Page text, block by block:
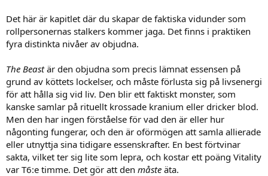
Det här är kapitlet där du skapar de faktiska vidunder som
rollpersonernas stalkers kommer jaga. Det finns i praktiken
fyra distinkta nivåer av objudna.
The Beastär den objudna som precis lämnat essensen på
grund av köttets lockelser, och måste förlusta sig på livsenergi
för att hålla sig vid liv. Den blir ett faktiskt monster, som
kanske samlar på rituellt krossade kranium eller dricker blod.
Men den har ingen förståelse för vad den är eller hur
någonting fungerar, och den är oförmögen att samla allierade
eller utnyttja sina tidigare essenskrafter. En best förtvinar
sakta, vilket ter sig lite som lepra, och kostar ett poäng Vitality
var T6:e timme. Det gör att den måste äta.